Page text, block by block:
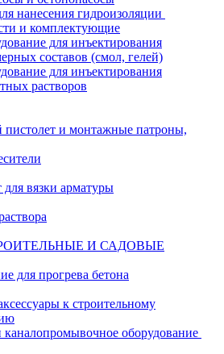
нанесения гидроизоляции
и комплектующие
для инъектирования
составов (смол, гелей)
для инъектирования
растворов
и монтажные патроны,
вязки арматуры
И САДОВЫЕ
для прогрева бетона
к строительному
каналопромывочное оборудование